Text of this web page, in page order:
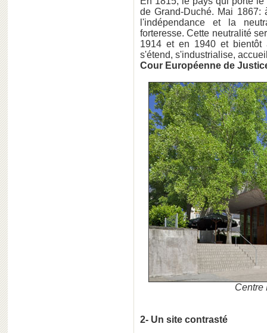
de Grand-Duché. Mai
l'indépendance et la
forteresse. Cette neutralité
1914 et en 1940 et bientôt
s'étend, s'industrialise,
Cour Européenne de
Centre
2- Un site contrasté